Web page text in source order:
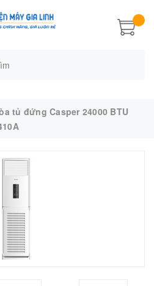
tủ đứng Casper 24000 BTU